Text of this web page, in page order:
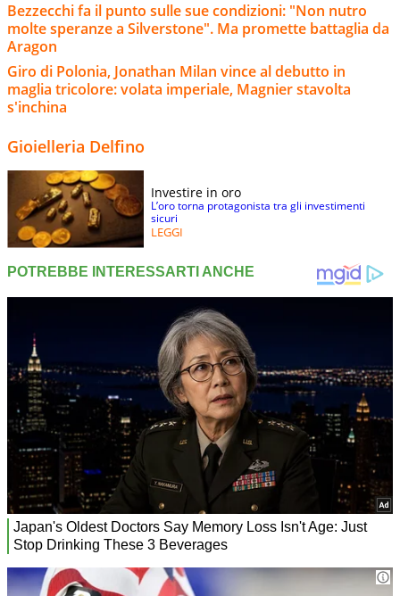
Bezzecchi fa il punto sulle sue condizioni: "Non nutro
molte speranze a Silverstone". Ma promette battaglia da
Aragon
Giro di Polonia, Jonathan Milan vince al debutto in
maglia tricolore: volata imperiale, Magnier stavolta
s'inchina
Gioielleria Delfino
Investire in oro
L’oro torna protagonista tra gli investimenti
sicuri
LEGGI